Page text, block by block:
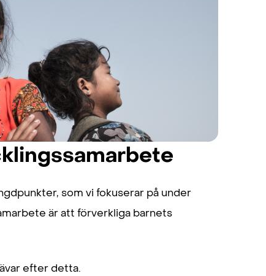
som vi fokuserar på under
är att förverkliga barnets
efter detta.